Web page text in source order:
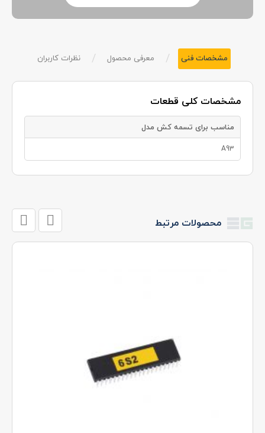
مشخصات فنی / معرفی محصول / نظرات کاربران
مشخصات کلی قطعات
مناسب برای تسمه کش مدل
A93
محصولات مرتبط